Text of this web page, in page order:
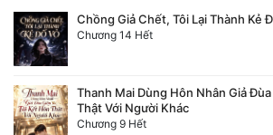
Đẹp
Tính Cách Nhân Vật :
Chồng Giả Chết, Tôi Lại Thành Kẻ
Chương 14 Hết
Thanh Mai Dùng Hôn Nhân Giả
Thật Với Người Khác
Chương 9 Hết